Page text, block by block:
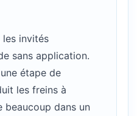
les invités
sans application.
étape de
les freins à
beaucoup dans un